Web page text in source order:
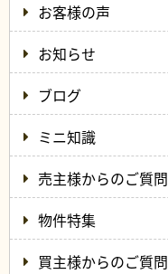
お客様の声
お知らせ
ブログ
ミニ知識
売主様からのご質問
物件特集
買主様からのご質問